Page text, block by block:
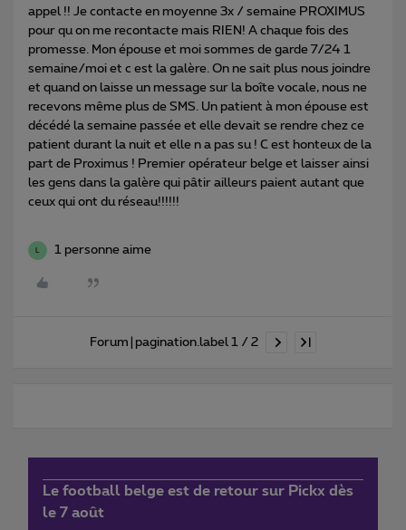
appel !! Je contacte en moyenne 3x / semaine PROXIMUS
pour qu on me recontacte mais RIEN! A chaque fois des
promesse. Mon épouse et moi sommes de garde 7/24 1
semaine/moi et c est la galère. On ne sait plus nous joindre
et quand on laisse un message sur la boîte vocale, nous ne
recevons même plus de SMS. Un patient à mon épouse est
décédé la semaine passée et elle devait se rendre chez ce
patient durant la nuit et elle n a pas su ! C est honteux de la
part de Proximus ! Premier opérateur belge et laisser ainsi
les gens dans la galère qui pâtir ailleurs paient autant que
ceux qui ont du réseau!!!!!!
1 personne aime
Forum|pagination.label 1 / 2
Le football belge est de retour sur Pickx dès
le 7 août